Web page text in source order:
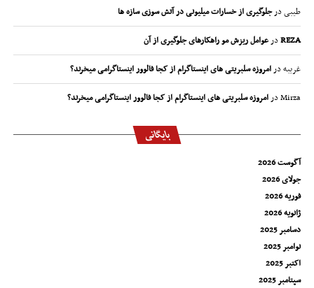
طیبیدرجلوگیری از خسارات میلیونی در آتش سوزی سازه ها
REZAدرعوامل ریزش مو راهکارهای جلوگیری از آن
غریبهدرامروزه سلبریتی های اینستاگرام از کجا فالوور اینستاگرامی میخرند؟
Mirzaدرامروزه سلبریتی های اینستاگرام از کجا فالوور اینستاگرامی میخرند؟
بایگانی
آگوست 2026
جولای 2026
فوریه 2026
ژانویه 2026
دسامبر 2025
نوامبر 2025
اکتبر 2025
سپتامبر 2025